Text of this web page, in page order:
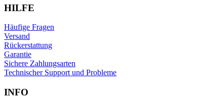
HILFE
Häufige Fragen
Versand
Rückerstattung
Garantie
Sichere Zahlungsarten
Technischer Support und Probleme
INFO